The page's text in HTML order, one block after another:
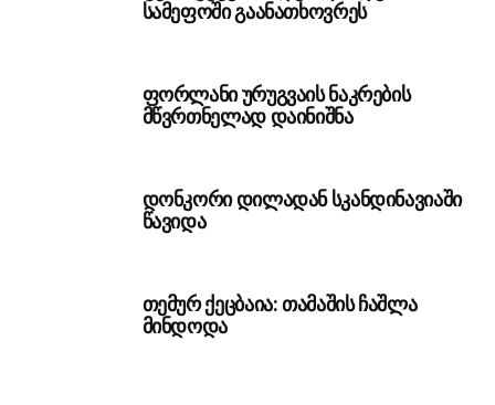
სამეფოში გაანათხოვრეს
ფორლანი ურუგვაის ნაკრების
მწვრთნელად დაინიშნა
დონკორი დილადან სკანდინავიაში
წავიდა
თემურ ქეცბაია: თამაშის ჩაშლა
მინდოდა